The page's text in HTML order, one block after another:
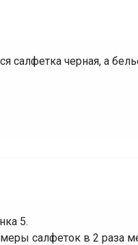
салфетка черная, а
5.
салфеток в 2 раза